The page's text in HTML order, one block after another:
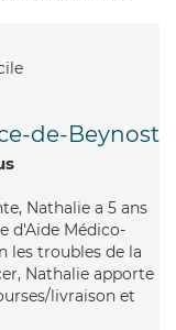
de-Beynost
Nathalie a 5 ans
d'Aide Médico-
les troubles de la
Nathalie apporte
livraison et